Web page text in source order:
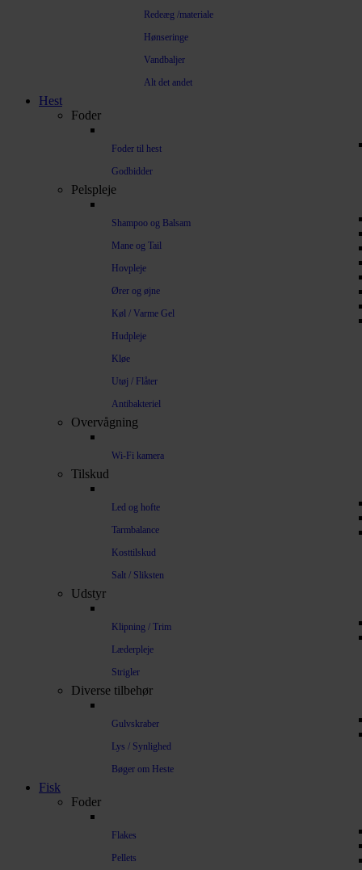
Redeæg /materiale
Hønseringe
Vandbaljer
Alt det andet
Hest
Foder
Foder til hest
Godbidder
Pelspleje
Shampoo og Balsam
Mane og Tail
Hovpleje
Ører og øjne
Køl / Varme Gel
Hudpleje
Kløe
Utøj / Flåter
Antibakteriel
Overvågning
Wi-Fi kamera
Tilskud
Led og hofte
Tarmbalance
Kosttilskud
Salt / Sliksten
Udstyr
Klipning / Trim
Læderpleje
Strigler
Diverse tilbehør
Gulvskraber
Lys / Synlighed
Bøger om Heste
Fisk
Foder
Flakes
Pellets